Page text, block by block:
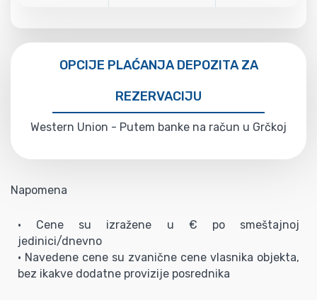
OPCIJE PLAĆANJA DEPOZITA ZA
REZERVACIJU
Western Union - Putem banke na račun u Grčkoj
Napomena
• Cene su izražene u € po smeštajnoj
jedinici/dnevno
• Navedene cene su zvanične cene vlasnika objekta,
bez ikakve dodatne provizije posrednika